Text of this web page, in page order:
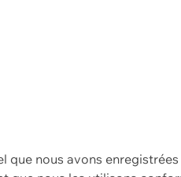
que nous avons